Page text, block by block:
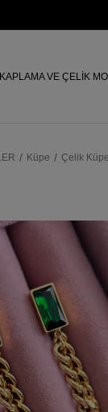
VE ÇELİK
Küpe Çelik